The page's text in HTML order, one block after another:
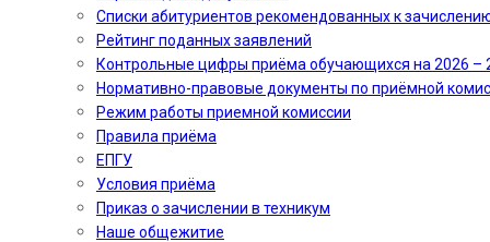
Cписки абитуриентов рекомендованных к
Рейтинг поданных заявлений
Контрольные цифры приёма обучающихся на 2026 –
Нормативно-правовые документы по приёмной
Режим работы приемной комиссии
Правила приёма
ЕПГУ
Условия приёма
Приказ о зачислении в техникум
Наше общежитие